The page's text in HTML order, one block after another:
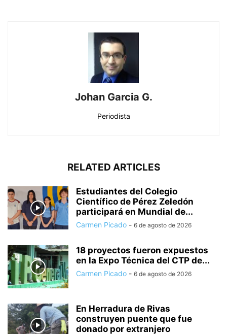
Johan Garcia G.
Periodista
RELATED ARTICLES
Estudiantes del Colegio
Científico de Pérez Zeledón
participará en Mundial de...
Carmen Picado - 6 de agosto de 2026
18 proyectos fueron expuestos
en la Expo Técnica del CTP de...
Carmen Picado - 6 de agosto de 2026
En Herradura de Rivas
construyen puente que fue
donado por extranjero